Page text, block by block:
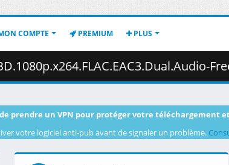
COMPTE PREMIUM PLUS
prendre un VPN pour protéger votre téléchargement
votre logiciel anti-pub avant de signaler un problème.